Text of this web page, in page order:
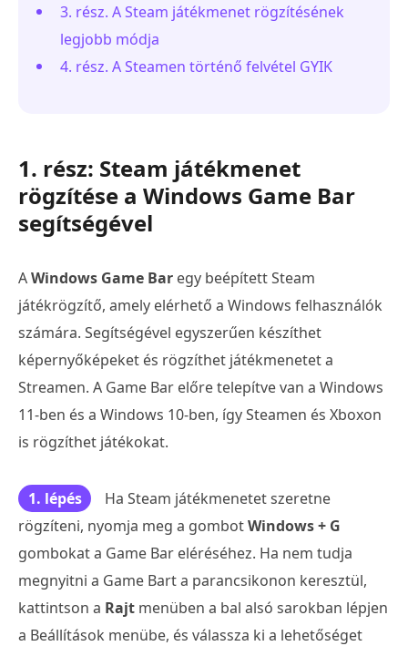
3. rész. A Steam játékmenet rögzítésének
legjobb módja
4. rész. A Steamen történő felvétel GYIK
1. rész: Steam játékmenet
rögzítése a Windows Game Bar
segítségével
AWindows Game Bar egy beépített Steam
játékrögzítő, amely elérhető a Windows felhasználók
számára. Segítségével egyszerűen készíthet
képernyőképeket és rögzíthet játékmenetet a
Streamen. A Game Bar előre telepítve van a Windows
11-ben és a Windows 10-ben, így Steamen és Xboxon
is rögzíthet játékokat.
1. lépés
Ha Steam játékmenetet szeretne
rögzíteni, nyomja meg a gombotWindows + G
gombokat a Game Bar eléréséhez. Ha nem tudja
megnyitni a Game Bart a parancsikonon keresztül,
kattintson a Rajt menüben a bal alsó sarokban lépjen
a Beállítások menübe, és válassza ki a lehetőséget